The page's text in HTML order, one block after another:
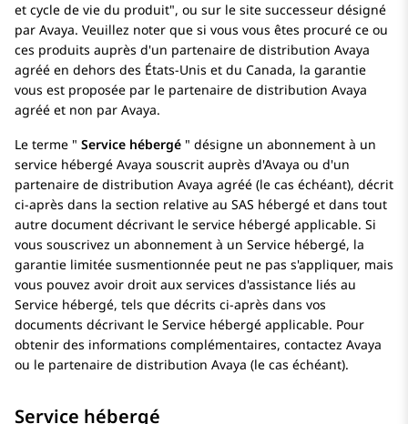
et cycle de vie du produit , ou sur le site successeur désigné
par Avaya. Veuillez noter que si vous vous êtes procuré ce ou
ces produits auprès d'un partenaire de distribution Avaya
agréé en dehors des États-Unis et du Canada, la garantie
vous est proposée par le partenaire de distribution Avaya
agréé et non par Avaya.
Le terme
Service hébergé
désigne un abonnement à un
service hébergé Avaya souscrit auprès d'Avaya ou d'un
partenaire de distribution Avaya agréé (le cas échéant), décrit
ci-après dans la section relative au SAS hébergé et dans tout
autre document décrivant le service hébergé applicable. Si
vous souscrivez un abonnement à un Service hébergé, la
garantie limitée susmentionnée peut ne pas s'appliquer, mais
vous pouvez avoir droit aux services d'assistance liés au
Service hébergé, tels que décrits ci-après dans vos
documents décrivant le Service hébergé applicable. Pour
obtenir des informations complémentaires, contactez Avaya
ou le partenaire de distribution Avaya (le cas échéant).
Service hébergé